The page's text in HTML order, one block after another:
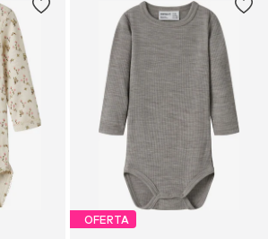
OFERTA